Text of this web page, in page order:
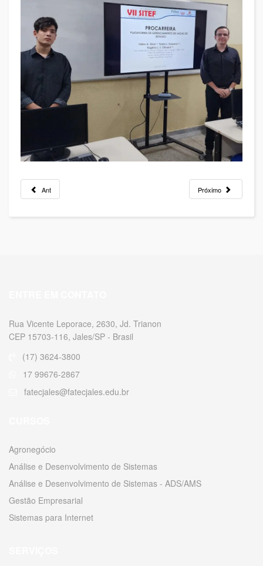
Ant Próximo
Rua Vicente Leporace, 2630, Jd. Trianon
CEP 15703-116, Jales/SP - Brasil
(17) 3624-3800
17 99676-2867
fatecjales@fatecjales.edu.br
Agronegócio
Análise e Desenvolvimento de Sistemas
Análise e Desenvolvimento de Sistemas - ADS/AMS
Gestão Empresarial
Sistemas para Internet